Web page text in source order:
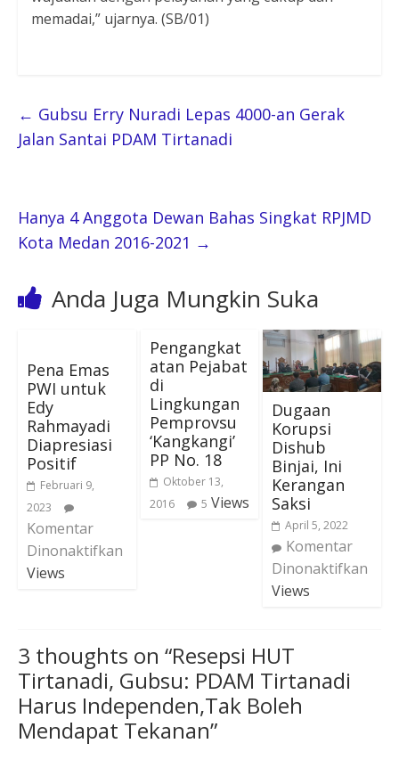
memadai,” ujarnya. (SB/01)
← Gubsu Erry Nuradi Lepas 4000-an Gerak
Jalan Santai PDAM Tirtanadi
Hanya 4 Anggota Dewan Bahas Singkat RPJMD
Kota Medan 2016-2021 →
Anda Juga Mungkin Suka
Pena Emas
PWI untuk
Edy
Rahmayadi
Diapresiasi
Positif
Februari 9,
2023
Komentar
Dinonaktifkan
Views
Pengangkat
atan Pejabat
di
Lingkungan
Pemprovsu
‘Kangkangi’
PP No. 18
Oktober 13,
2016
5 Views
Dugaan
Korupsi
Dishub
Binjai, Ini
Kerangan
Saksi
April 5, 2022
Komentar
Dinonaktifkan
Views
3 thoughts on “Resepsi HUT
Tirtanadi, Gubsu: PDAM Tirtanadi
Harus Independen,Tak Boleh
Mendapat Tekanan”